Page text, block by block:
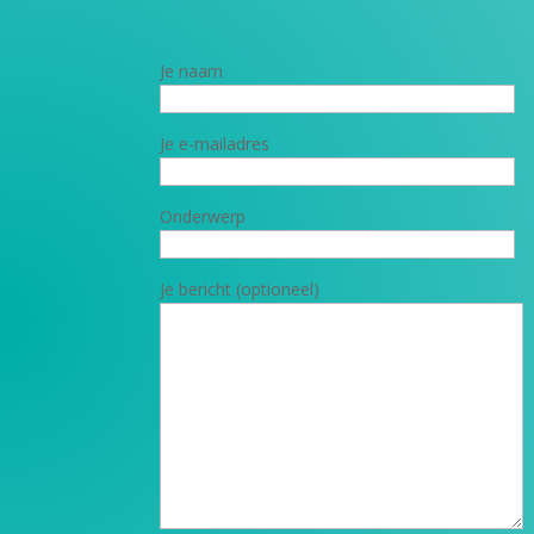
Je naam
Je e-mailadres
Onderwerp
Je bericht (optioneel)